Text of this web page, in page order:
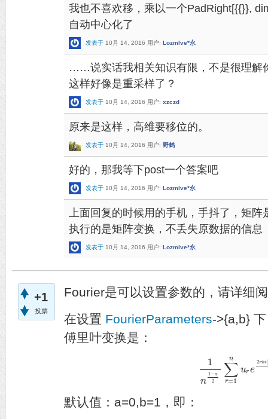
我也不喜欢移，乘以一个PadRight[{{}},
自动中心化了
发表于 10月 14, 2016 用户: Lozmlve*永
……说实话我相关知识有限，不是很理解
这样好像是重采样了？
发表于 10月 14, 2016 用户: xzczd
原来是这样，高维要移位的。
发表于 10月 14, 2016 用户: 野鹤
好的，那我等下post一个答案吧
发表于 10月 14, 2016 用户: Lozmlve*永
上面回复的时候用的手机，手抖了，矩
执行的是矩阵变换，不丢失原数据的信息
发表于 10月 14, 2016 用户: Lozmlve*永
+1
投票
Fourier是可以设置参数的，请详细
在设置 FourierParameters->{a,b}
傅里叶变换是：
1
n
1−a
2 ∑
r=1
n
ure
2πbi(
1n1−a 2∑ =1nu
默认值：a=0,b=1，即：